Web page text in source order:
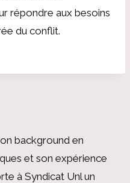
répondre aux besoins
du conflit.
background en
et son expérience
à Syndicat Unl un